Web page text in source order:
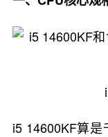
i5 14600KF算